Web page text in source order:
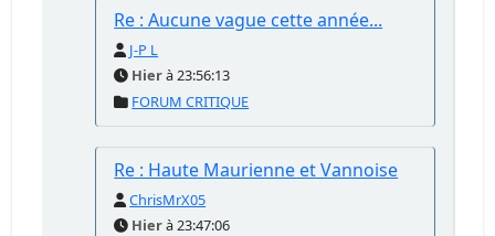
Re : Aucune vague cette année...
J-P L
Hierà 23:56:13
FORUM CRITIQUE
Re : Haute Maurienne et Vannoise
ChrisMrX05
Hierà 23:47:06